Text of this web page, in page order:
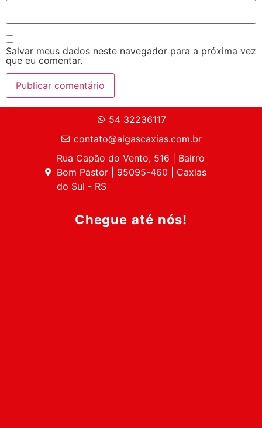
Salvar meus dados neste navegador para a próxima vez
que eu comentar.
54 32236117
contato@algascaxias.com.br
Rua Capão do Vento, 516 | Bairro
Bom Pastor | 95095-460 | Caxias
do Sul - RS
Chegue até nós!